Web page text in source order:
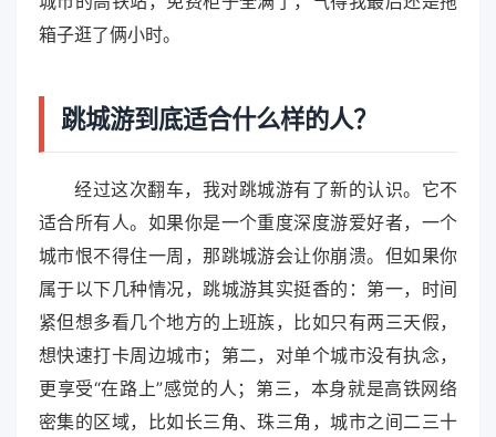
箱子逛了俩小时。
跳城游到底适合什么样的人？
经过这次翻车，我对跳城游有了新的认识。它不
适合所有人。如果你是一个重度深度游爱好者，一个
城市恨不得住一周，那跳城游会让你崩溃。但如果你
属于以下几种情况，跳城游其实挺香的：第一，时间
紧但想多看几个地方的上班族，比如只有两三天假，
想快速打卡周边城市；第二，对单个城市没有执念，
更享受“在路上”感觉的人；第三，本身就是高铁网络
密集的区域，比如长三角、珠三角，城市之间二三十